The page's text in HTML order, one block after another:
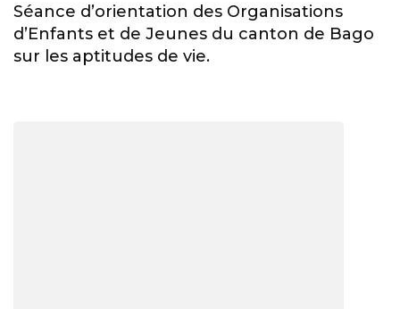
Séance d’orientation des Organisations
d’Enfants et de Jeunes du canton de Bago
sur les aptitudes de vie.